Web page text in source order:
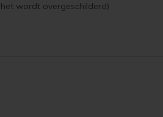
wordt overgeschilderd)